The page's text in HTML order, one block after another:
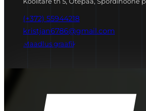
(+372) 55944218
kristjan6786@gmail.com
Maadlus graafik